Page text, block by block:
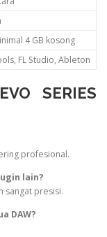
4 GB kosong
FL Studio, Ableton
SERIES
profesional.
lain?
sangat presisi.
DAW?